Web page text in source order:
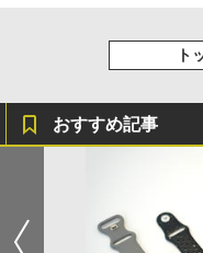
ト
おすすめ記事